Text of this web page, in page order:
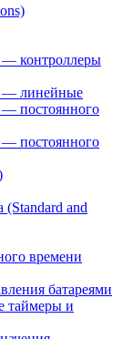
контроллеры
— линейные
постоянного
постоянного
(Standard and
времени
батареями
таймеры и